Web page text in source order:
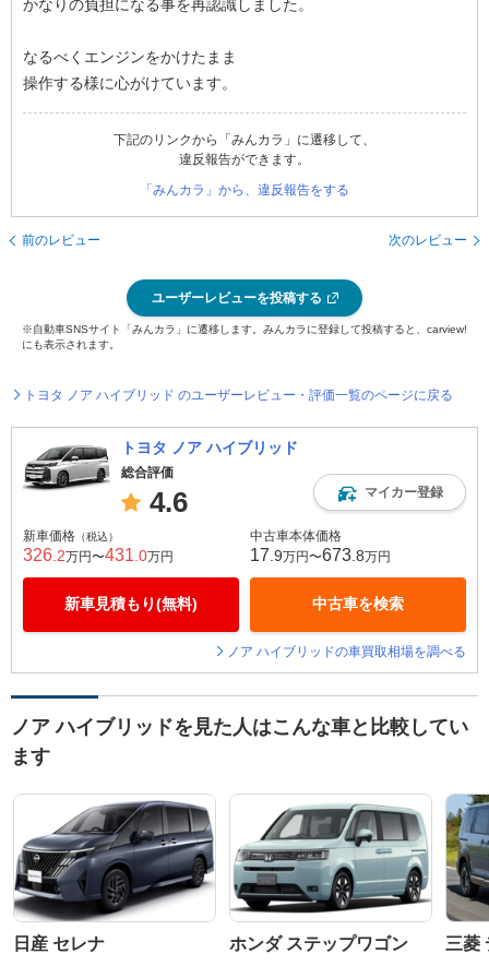
かなりの負担になる事を再認識しました。
なるべくエンジンをかけたまま
操作する様に心がけています。
下記のリンクから「みんカラ」に遷移して、
違反報告ができます。
「みんカラ」から、違反報告をする
前のレビュー 次のレビュー
ユーザーレビューを投稿する
※自動車SNSサイト「みんカラ」に遷移します。みんカラに登録して投稿すると、carview!
にも表示されます。
トヨタ ノア ハイブリッド のユーザーレビュー・評価一覧のページに戻る
トヨタ ノア ハイブリッド
総合評価
4.6 マイカー登録
新車価格 （税込）
326 .2万円〜431 .0万円
新車見積もり(無料)
中古車本体価格
17 .9万円〜673 .8万円
中古車を検索
ノア ハイブリッドの車買取相場を調べる
ノア ハイブリッドを見た人はこんな車と比較してい
ます
日産 セレナ ホンダ ステップワゴン 三菱